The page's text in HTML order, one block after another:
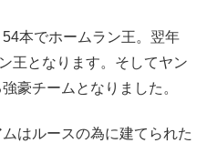
本でホームラン王。翌年
王となります。そしてヤン
豪チームとなりました。
はルースの為に建てられた